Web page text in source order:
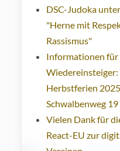
DSC-Judoka
"Herne mit
Rassismus"
Informationen
Wiedereinsteiger:
Herbstferien
Schwalbenweg 19
Vielen Dank für
React-EU zur